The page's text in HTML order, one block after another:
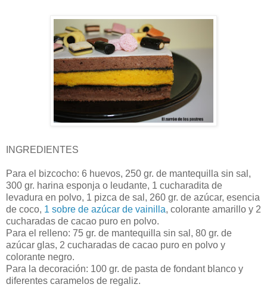
INGREDIENTES
Para el bizcocho: 6 huevos, 250 gr. de mantequilla sin sal,
300 gr. harina esponja o leudante, 1 cucharadita de
levadura en polvo, 1 pizca de sal, 260 gr. de azúcar, esencia
de coco, 1 sobre de azúcar de vainilla, colorante amarillo y 2
cucharadas de cacao puro en polvo.
Para el relleno: 75 gr. de mantequilla sin sal, 80 gr. de
azúcar glas, 2 cucharadas de cacao puro en polvo y
colorante negro.
Para la decoración: 100 gr. de pasta de fondant blanco y
diferentes caramelos de regaliz.